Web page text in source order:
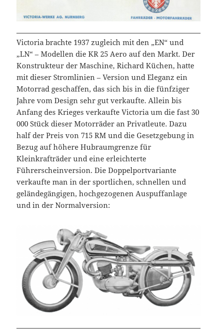
Victoria brachte 1937 zugleich mit den „EN“ und
„LN“ – Modellen die KR 25 Aero auf den Markt. Der
Konstrukteur der Maschine, Richard Küchen, hatte
mit dieser Stromlinien – Version und Eleganz ein
Motorrad geschaffen, das sich bis in die fünfziger
Jahre vom Design sehr gut verkaufte. Allein bis
Anfang des Krieges verkaufte Victoria um die fast 30
000 Stück dieser Motorräder an Privatleute. Dazu
half der Preis von 715 RM und die Gesetzgebung in
Bezug auf höhere Hubraumgrenze für
Kleinkrafträder und eine erleichterte
Führerscheinversion. Die Doppelportvariante
verkaufte man in der sportlichen, schnellen und
geländegängigen, hochgezogenen Auspuffanlage
und in der Normalversion: